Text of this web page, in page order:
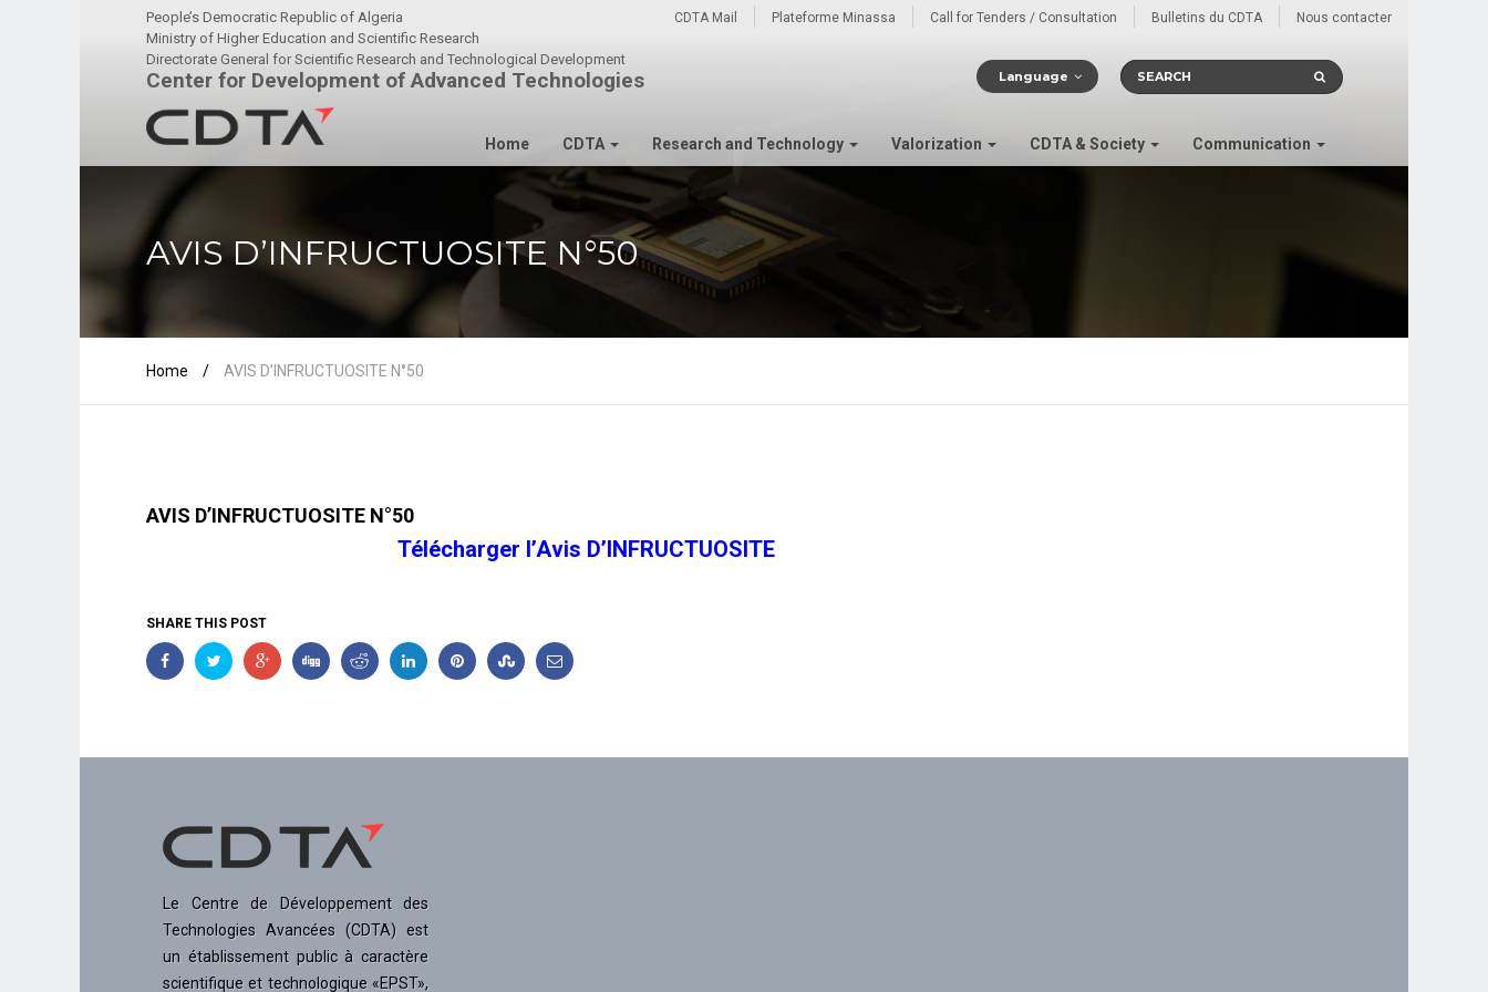
Nous contacter
Bulletins du CDTA
Call for Tenders / Consultation
Plateforme Minassa
CDTA Mail
Language
People’s Democratic Republic of Algeria
Ministry of Higher Education and Scientific Research
Directorate General for Scientific Research and Technological Development
Center for Development of Advanced Technologies
Home CDTA Research and Technology Valorization CDTA & Society Communication
AVIS D’INFRUCTUOSITE N°50
Home / AVIS D’INFRUCTUOSITE N°50
AVIS D’INFRUCTUOSITE N°50
Télécharger l’Avis D’INFRUCTUOSITE
SHARE THIS POST
Le Centre de Développement des
Technologies Avancées (CDTA) est
un établissement public à caractère
scientifique et technologique «EPST»,